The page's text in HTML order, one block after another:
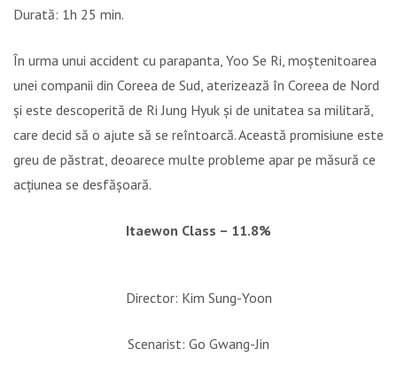
Durată: 1h 25 min.
În urma unui accident cu parapanta, Yoo Se Ri, moștenitoarea
unei companii din Coreea de Sud, aterizează în Coreea de Nord
și este descoperită de Ri Jung Hyuk și de unitatea sa militară,
care decid să o ajute să se reîntoarcă. Această promisiune este
greu de păstrat, deoarece multe probleme apar pe măsură ce
acțiunea se desfășoară.
Itaewon Class – 11.8%
Director: Kim Sung-Yoon
Scenarist: Go Gwang-Jin